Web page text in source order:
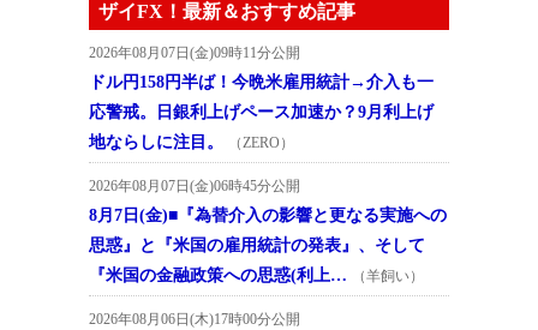
ザイFX！最新＆おすすめ記事
2026年08月07日(金)09時11分公開
ドル円158円半ば！今晩米雇用統計→介入も一
応警戒。日銀利上げペース加速か？9月利上げ
地ならしに注目。
（ZERO）
2026年08月07日(金)06時45分公開
8月7日(金)■『為替介入の影響と更なる実施への
思惑』と『米国の雇用統計の発表』、そして
『米国の金融政策への思惑(利上…
（羊飼い）
2026年08月06日(木)17時00分公開